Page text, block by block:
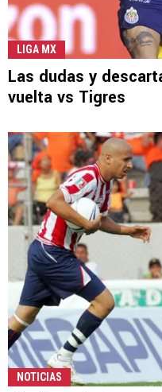
LIGA MX
Las dudas y
vuelta vs Tigres
NOTICIAS